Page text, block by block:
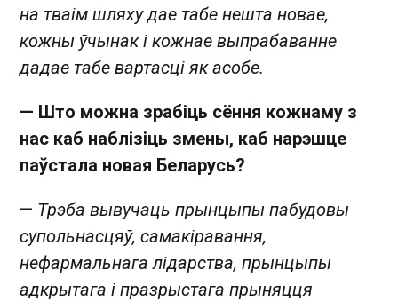
на тваім шляху дае табе нешта новае,
кожны ўчынак і кожнае выпрабаванне
дадае табе вартасці як асобе.
— Што можна зрабіць сёння кожнаму з
нас каб наблізіць змены, каб нарэшце
паўстала новая Беларусь?
— Трэба вывучаць прынцыпы пабудовы
супольнасцяў, самакіравання,
нефармальнага лідарства, прынцыпы
адкрытага і празрыстага прыняцця